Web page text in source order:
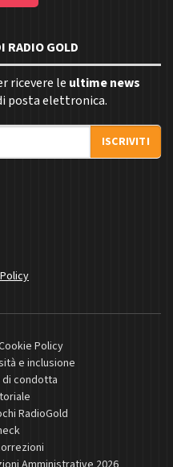
RADIO GOLD
ricevere le ultime news
posta elettronica.
ISCRIVITI
Policy
e inclusione
condotta
RadioGold